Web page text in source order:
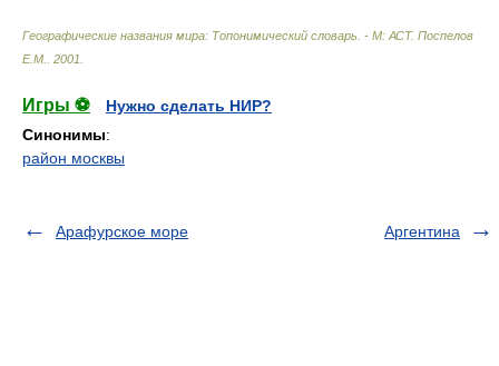
Географические названия мира: Топонимический словарь. - М: АСТ. Поспелов
Е.М.
2001
Игры ⚽
Нужно сделать НИР?
Синонимы:
район москвы
Арафурское море Аргентина